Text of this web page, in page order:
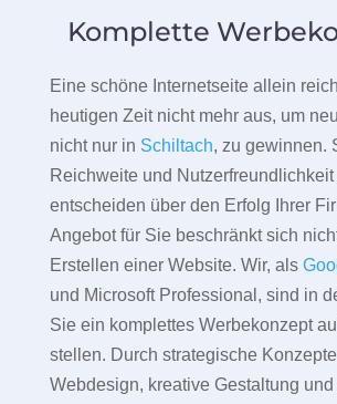
Komplette
Eine schöne Internetseite allein
heutigen Zeit nicht mehr aus, um
nicht nur in Schiltach, zu gewinnen.
Reichweite und
entscheiden über den Erfolg Ihrer
Angebot für Sie beschränkt sich
Erstellen einer Website. Wir, als
und Microsoft Professional, sind in
Sie ein komplettes Werbekonzept
stellen. Durch strategische
Webdesign, kreative Gestaltung